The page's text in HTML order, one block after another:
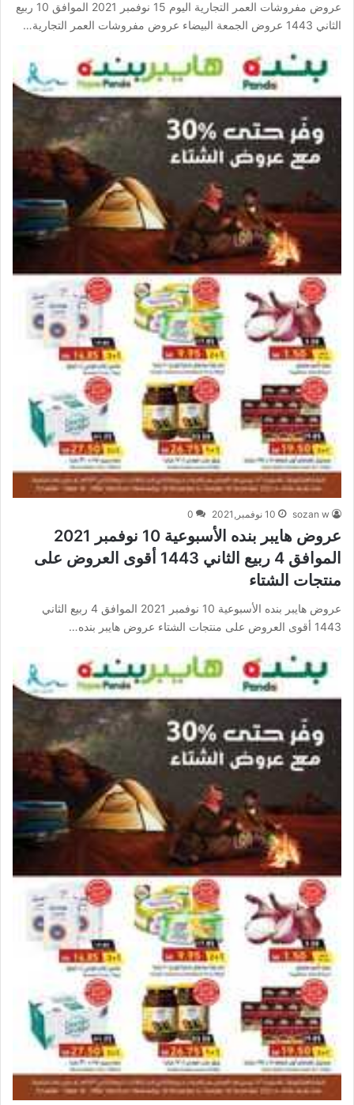
عروض مفروشات العمر التجارية اليوم 15 نوفمبر 2021 الموافق 10 ربيع
الثاني 1443 ‏عروض الجمعة البيضاء عروض مفروشات العمر التجارية…
sozan w 10 نوفمبر,2021 0
عروض هايبر بنده الأسبوعية 10 نوفمبر 2021
الموافق 4 ربيع الثاني 1443 أقوى العروض على
منتجات الشتاء
عروض هايبر بنده الأسبوعية 10 نوفمبر 2021 الموافق 4 ربيع الثاني
1443 أقوى العروض على منتجات الشتاء عروض هايبر بنده…